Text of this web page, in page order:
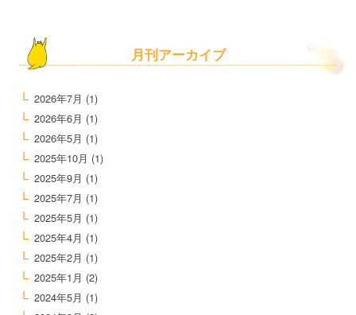
月刊アーカイブ
2026年7月 (1)
2026年6月 (1)
2026年5月 (1)
2025年10月 (1)
2025年9月 (1)
2025年7月 (1)
2025年5月 (1)
2025年4月 (1)
2025年2月 (1)
2025年1月 (2)
2024年5月 (1)